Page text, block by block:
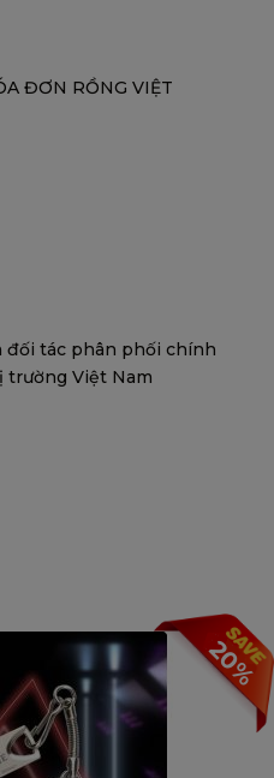
ĐƠN RỒNG VIỆT
đối tác phân phối chính
Việt Nam
20%